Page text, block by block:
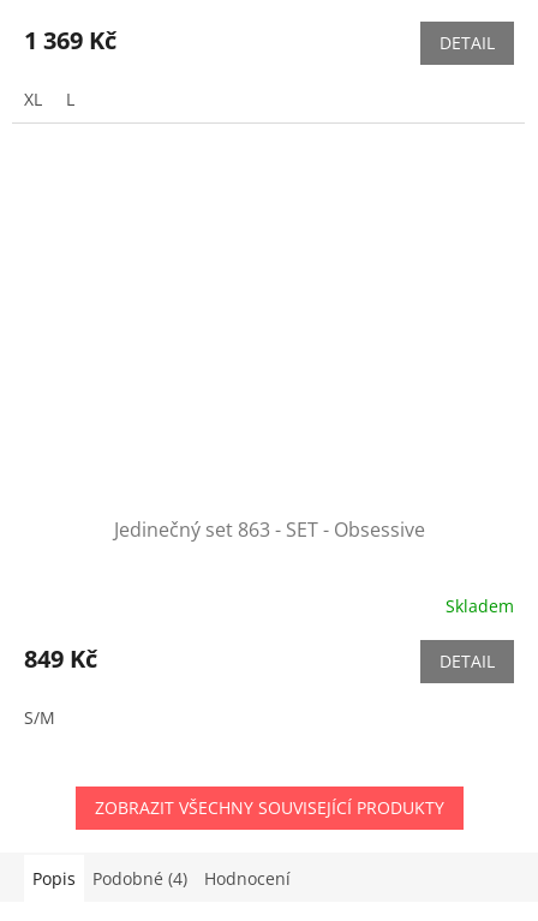
1 369 Kč DETAIL
XL L
Jedinečný set 863 - SET - Obsessive
Skladem
849 Kč DETAIL
S/M
ZOBRAZIT VŠECHNY SOUVISEJÍCÍ PRODUKTY
Popis Podobné (4) Hodnocení